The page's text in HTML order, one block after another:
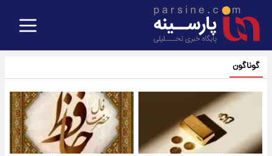
گوناگون